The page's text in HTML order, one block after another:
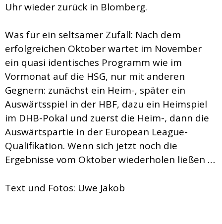
Uhr wieder zurück in Blomberg.
Was für ein seltsamer Zufall: Nach dem
erfolgreichen Oktober wartet im November
ein quasi identisches Programm wie im
Vormonat auf die HSG, nur mit anderen
Gegnern: zunächst ein Heim-, später ein
Auswärtsspiel in der HBF, dazu ein Heimspiel
im DHB-Pokal und zuerst die Heim-, dann die
Auswärtspartie in der European League-
Qualifikation. Wenn sich jetzt noch die
Ergebnisse vom Oktober wiederholen ließen …
Text und Fotos: Uwe Jakob